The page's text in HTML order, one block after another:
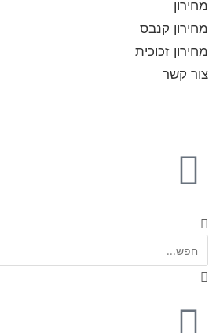
מחירון
מחירון קנבס
מחירון זכוכית
צור קשר